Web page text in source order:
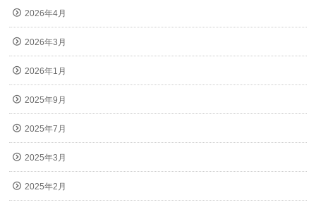
2026年4月
2026年3月
2026年1月
2025年9月
2025年7月
2025年3月
2025年2月